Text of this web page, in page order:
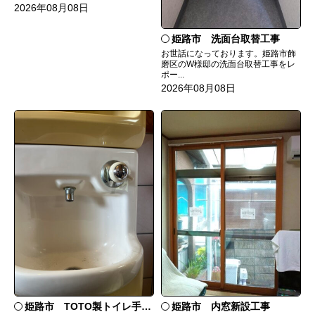
2026年08月08日
姫路市 洗面台取替工事
お世話になっております。姫路市飾
磨区のW様邸の洗面台取替工事をレ
ポー...
2026年08月08日
姫路市 TOTO製トイレ手洗いの水漏れ修理 姫路市 内窓新設工事